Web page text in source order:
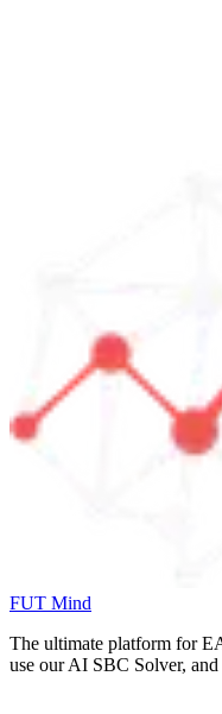
FUT Mind
The ultimate platform for
use our AI SBC Solver,